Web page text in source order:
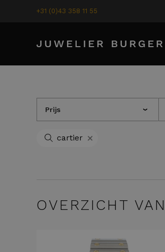
+31 (0)43 358 11 55
Prijs ›
cartier +
OVERZICHT VAN